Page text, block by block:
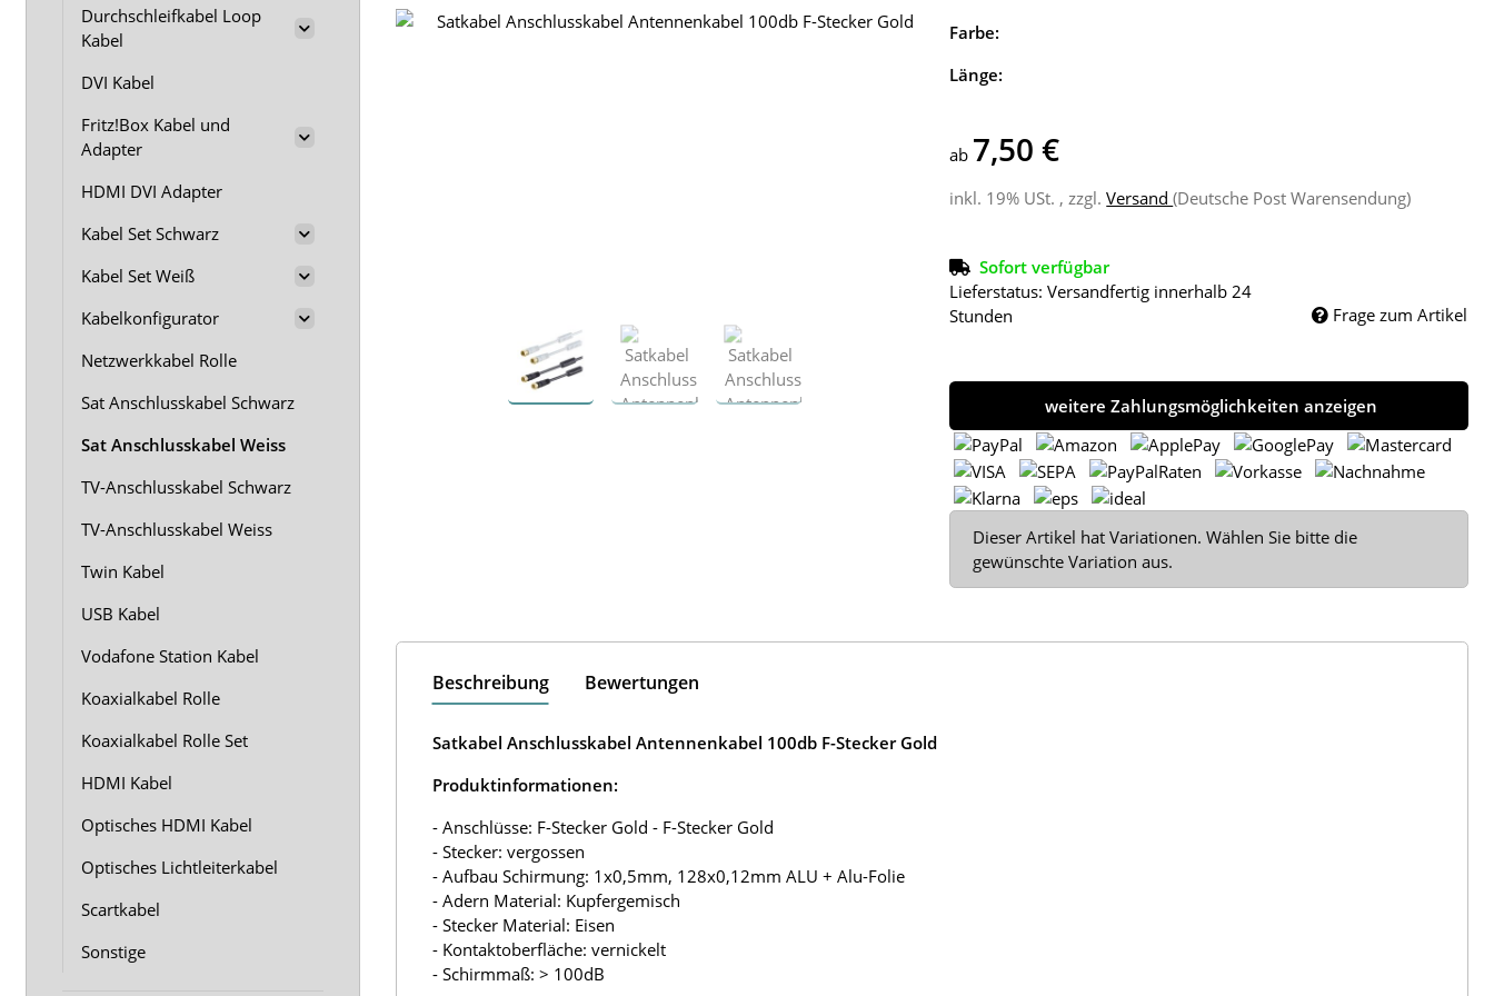
Farbe:
Länge:
ab 7,50 €
inkl. 19% USt. , zzgl.Versand(Deutsche Post Warensendung)
Sofort verfügbar
Lieferstatus: Versandfertig innerhalb 24
Stunden
Frage zum Artikel
weitere Zahlungsmöglichkeiten anzeigen
x
Dieser Artikel hat Variationen. Wählen Sie bitte die
gewünschte Variation aus.
Beschreibung Bewertungen
Satkabel Anschlusskabel Antennenkabel 100db F-Stecker Gold
Produktinformationen:
- Anschlüsse: F-Stecker Gold - F-Stecker Gold
- Stecker: vergossen
- Aufbau Schirmung: 1x0,5mm, 128x0,12mm ALU + Alu-Folie
- Adern Material: Kupfergemisch
- Stecker Material: Eisen
- Kontaktoberfläche: vernickelt
- Schirmmaß: > 100dB
Durchschleifkabel Loop
Kabel
DVI Kabel
Fritz!Box Kabel und
Adapter
HDMI DVI Adapter
Kabel Set Schwarz
Kabel Set Weiß
Kabelkonfigurator
Netzwerkkabel Rolle
Sat Anschlusskabel Schwarz
Sat Anschlusskabel Weiss
TV-Anschlusskabel Schwarz
TV-Anschlusskabel Weiss
Twin Kabel
USB Kabel
Vodafone Station Kabel
Koaxialkabel Rolle
Koaxialkabel Rolle Set
HDMI Kabel
Optisches HDMI Kabel
Optisches Lichtleiterkabel
Scartkabel
Sonstige